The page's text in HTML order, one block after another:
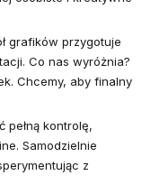
grafików przygotuje
Co nas wyróżnia?
Chcemy, aby finalny
pełną kontrolę,
Samodzielnie
z